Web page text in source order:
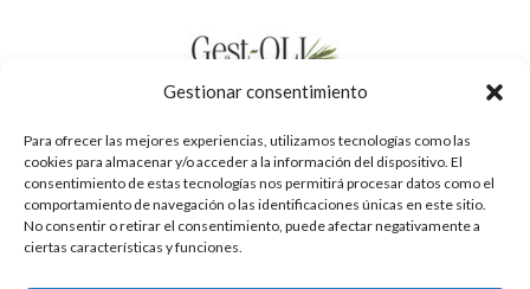
Gestionar consentimiento
Para ofrecer las mejores experiencias, utilizamos tecnologías como las
cookies para almacenar y/o acceder a la información del dispositivo. El
consentimiento de estas tecnologías nos permitirá procesar datos como el
comportamiento de navegación o las identificaciones únicas en este sitio.
No consentir o retirar el consentimiento, puede afectar negativamente a
ciertas características y funciones.